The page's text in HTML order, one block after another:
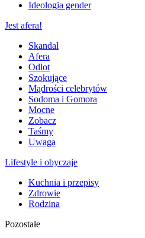
Ideologia gender
Jest afera!
Skandal
Afera
Odlot
Szokujące
Mądrości celebrytów
Sodoma i Gomora
Mocne
Zobacz
Taśmy
Uwaga
Lifestyle i obyczaje
Kuchnia i przepisy
Zdrowie
Rodzina
Pozostałe